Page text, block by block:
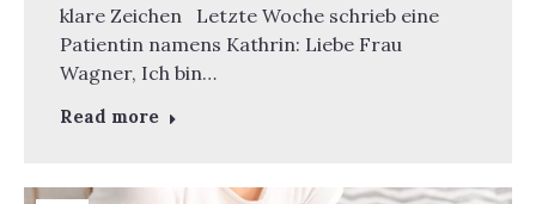
klare Zeichen Letzte Woche schrieb eine
Patientin namens Kathrin: Liebe Frau
Wagner, Ich bin…
Read more